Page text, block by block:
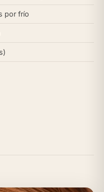
por frío